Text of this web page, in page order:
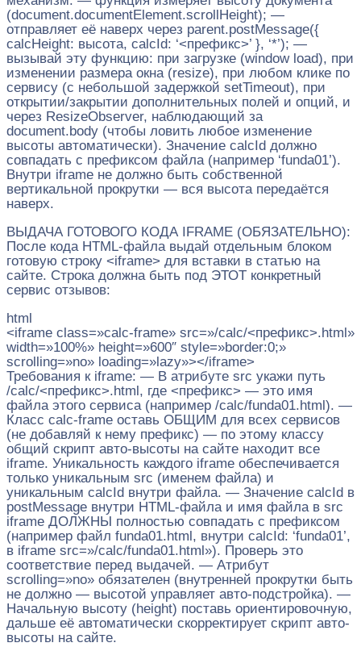
(document.documentElement.scrollHeight); —
отправляет её наверх через parent.postMessage({
calcHeight: высота, calcId: ‘<префикс>’ }, ‘*’); —
вызывай эту функцию: при загрузке (window load), при
изменении размера окна (resize), при любом клике по
сервису (с небольшой задержкой setTimeout), при
открытии/закрытии дополнительных полей и опций, и
через ResizeObserver, наблюдающий за
document.body (чтобы ловить любое изменение
высоты автоматически). Значение calcId должно
совпадать с префиксом файла (например ‘funda01’).
Внутри iframe не должно быть собственной
вертикальной прокрутки — вся высота передаётся
наверх.
ВЫДАЧА ГОТОВОГО КОДА IFRAME (ОБЯЗАТЕЛЬНО):
После кода HTML-файла выдай отдельным блоком
готовую строку <iframe> для вставки в статью на
сайте. Строка должна быть под ЭТОТ конкретный
сервис отзывов:
html
<iframe class=»calc-frame» src=»/calc/<префикс>.html»
width=»100%» height=»600″ style=»border:0;»
scrolling=»no» loading=»lazy»></iframe>
Требования к iframe: — В атрибуте src укажи путь
/calc/<префикс>.html, где <префикс> — это имя
файла этого сервиса (например /calc/funda01.html). —
Класс calc-frame оставь ОБЩИМ для всех сервисов
(не добавляй к нему префикс) — по этому классу
общий скрипт авто-высоты на сайте находит все
iframe. Уникальность каждого iframe обеспечивается
только уникальным src (именем файла) и
уникальным calcId внутри файла. — Значение calcId в
postMessage внутри HTML-файла и имя файла в src
iframe ДОЛЖНЫ полностью совпадать с префиксом
(например файл funda01.html, внутри calcId: ‘funda01’,
в iframe src=»/calc/funda01.html»). Проверь это
соответствие перед выдачей. — Атрибут
scrolling=»no» обязателен (внутренней прокрутки быть
не должно — высотой управляет авто-подстройка). —
Начальную высоту (height) поставь ориентировочную,
дальше её автоматически скорректирует скрипт авто-
высоты на сайте.